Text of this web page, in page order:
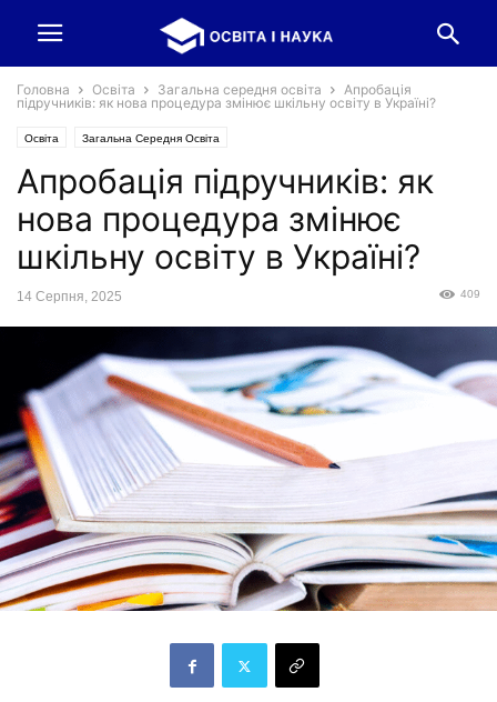
Головна Освіта Загальна середня освіта
Апробація
підручників: як нова процедура змінює шкільну освіту в Україні?
Освіта Загальна Середня Освіта
Апробація підручників: як
нова процедура змінює
шкільну освіту в Україні?
14 Серпня, 2025 409